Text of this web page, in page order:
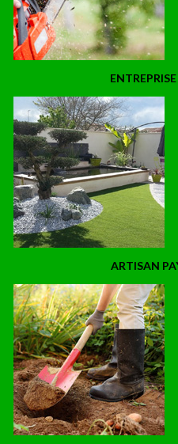
ARTISAN